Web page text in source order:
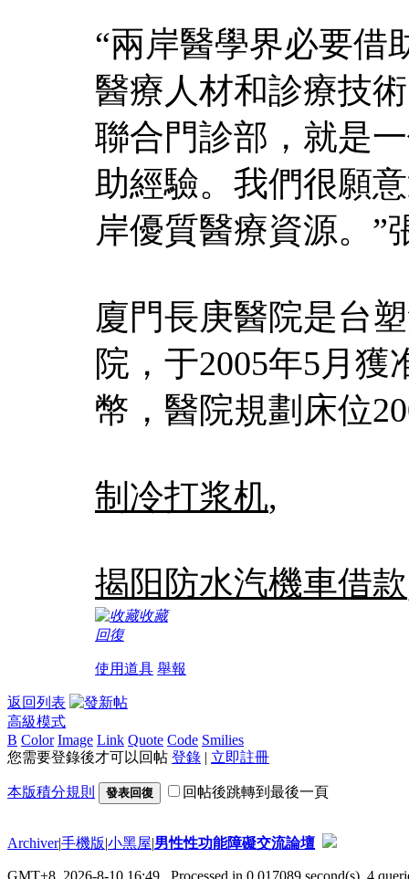
“兩岸醫學界必要借
醫療人材和診療技
聯合門診部，就是
助經驗。我們很願
岸優質醫療資源。”
廈門長庚醫院是台
院，于2005年5月
幣，醫院規劃床位
制冷打浆机,
揭阳防水汽機車借款
收藏
回復
使用道具 舉報
返回列表
高級模式
B Color Image Link Quote Code Smilies
您需要登錄後才可以回帖 登錄 | 立即註冊
本版積分規則 發表回復 回帖後跳轉到最後一頁
Archiver|手機版|小黑屋|男性性功能障礙交流論壇
GMT+8, 2026-8-10 16:49 , Processed in 0.017089 second(s), 4